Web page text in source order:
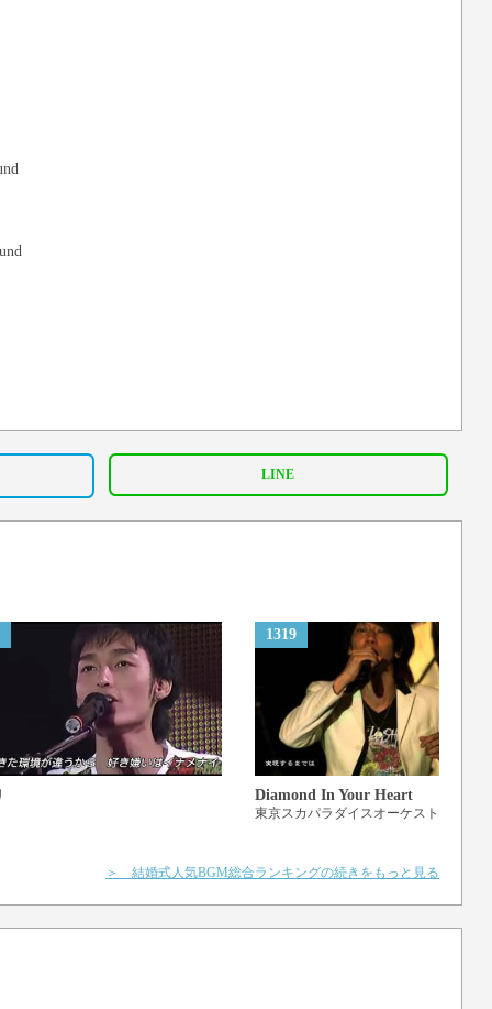
LINE
1319
Diamond In Your Heart
東京スカパラダイスオーケストラ
＞ 結婚式人気BGM総合ランキングの続きをもっと見る